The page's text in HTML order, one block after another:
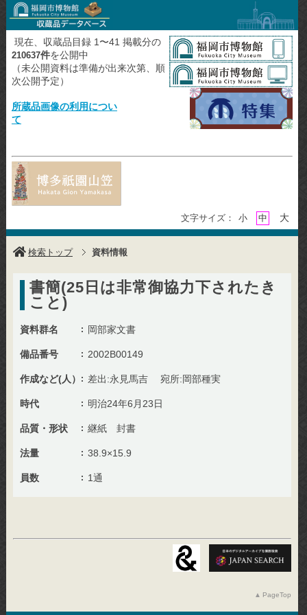
現在、収蔵品目録 1〜41 掲載分の
210637件を公開中
（未公開資料は準備が出来次第、順
次公開予定）
所蔵品画像の利用につい
て
文字サイズ： 小 中 大
検索トップ 資料情報
書簡(25日は非常御協力下されたき
こと)
資料群名 岡部家文書
備品番号 2002B00149
作成など(人） 差出:永見馬吉 宛所:岡部種実
時代 明治24年6月23日
品質・形状 継紙 封書
法量 38.9×15.9
員数 1通
PageTop